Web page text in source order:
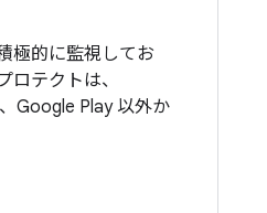
極的に監視してお
テクトは、
Google Play 以外か